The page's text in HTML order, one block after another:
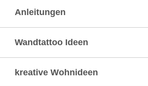
Anleitungen
Wandtattoo Ideen
kreative Wohnideen